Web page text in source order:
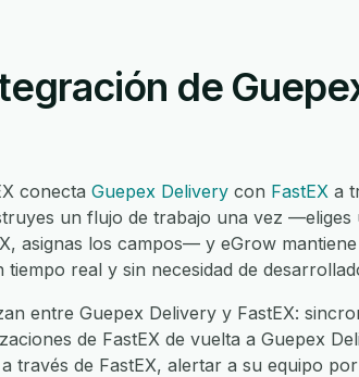
de
conecta Guepex Delivery con FastEX a
un flujo de trabajo una vez
asignas los campos— y eGrow
real y sin necesidad de
entre Guepex Delivery y FastEX:
de FastEX de vuelta a Guepex
través de FastEX, alertar a su equipo